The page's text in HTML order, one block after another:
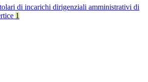
di incarichi dirigenziali amministrativi di
1